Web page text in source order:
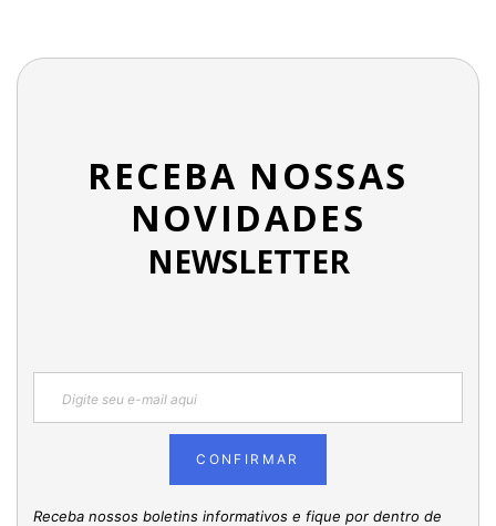
RECEBA NOSSAS
NOVIDADES
NEWSLETTER
CONFIRMAR
Receba nossos boletins informativos e fique por dentro de